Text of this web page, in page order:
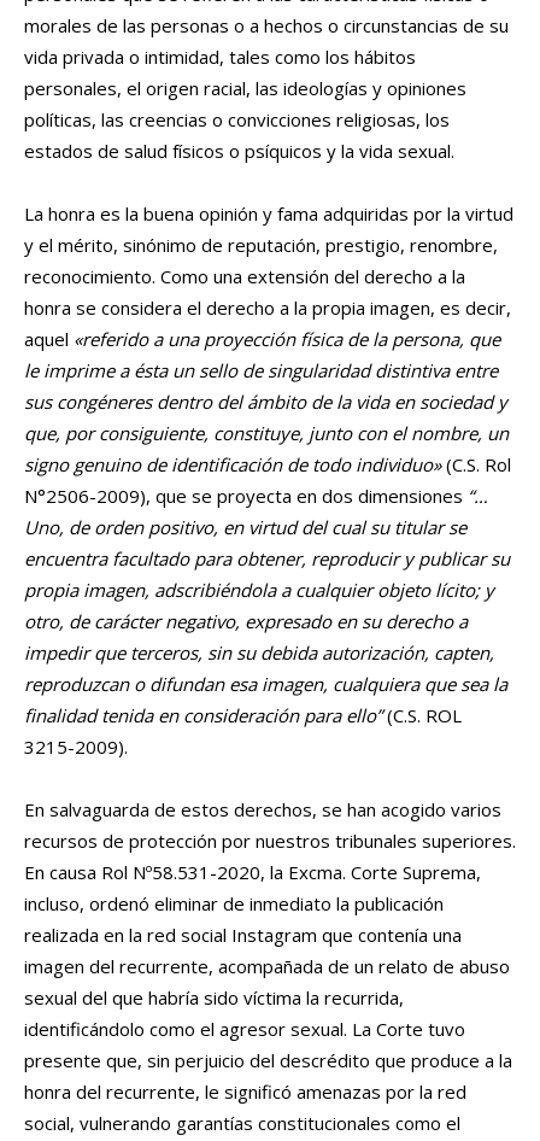
morales de las personas o a hechos o circunstancias de su
vida privada o intimidad, tales como los hábitos
personales, el origen racial, las ideologías y opiniones
políticas, las creencias o convicciones religiosas, los
estados de salud físicos o psíquicos y la vida sexual.
La honra es la buena opinión y fama adquiridas por la virtud
y el mérito, sinónimo de reputación, prestigio, renombre,
reconocimiento. Como una extensión del derecho a la
honra se considera el derecho a la propia imagen, es decir,
aquel «referido a una proyección física de la persona, que
le imprime a ésta un sello de singularidad distintiva entre
sus congéneres dentro del ámbito de la vida en sociedad y
que, por consiguiente, constituye, junto con el nombre, un
signo genuino de identificación de todo individuo»(C.S. Rol
N°2506-2009), que se proyecta en dos dimensiones “…
Uno, de orden positivo, en virtud del cual su titular se
encuentra facultado para obtener, reproducir y publicar su
propia imagen, adscribiéndola a cualquier objeto lícito; y
otro, de carácter negativo, expresado en su derecho a
impedir que terceros, sin su debida autorización, capten,
reproduzcan o difundan esa imagen, cualquiera que sea la
finalidad tenida en consideración para ello”(C.S. ROL
3215-2009).
En salvaguarda de estos derechos, se han acogido varios
recursos de protección por nuestros tribunales superiores.
En causa Rol Nº58.531-2020, la Excma. Corte Suprema,
incluso, ordenó eliminar de inmediato la publicación
realizada en la red social Instagram que contenía una
imagen del recurrente, acompañada de un relato de abuso
sexual del que habría sido víctima la recurrida,
identificándolo como el agresor sexual. La Corte tuvo
presente que, sin perjuicio del descrédito que produce a la
honra del recurrente, le significó amenazas por la red
social, vulnerando garantías constitucionales como el